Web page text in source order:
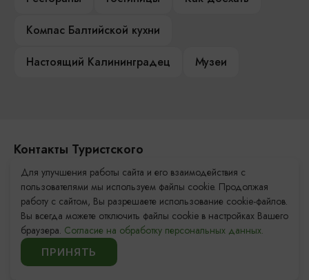
Компас Балтийской кухни
Настоящий Калининградец
Музеи
Контакты Туристского
информационного центра
+7 (4012) 555-200
8 (800) 200-55-39
info@visit-kaliningrad.ru
Для улучшения работы сайта и его взаимодействия с
пользователями мы используем файлы cookie. Продолжая
работу с сайтом, Вы разрешаете использование cookie-файлов.
Вы всегда можете отключить файлы cookie в настройках Вашего
браузера. Согласие на обработку персональных данных.
ПРИНЯТЬ